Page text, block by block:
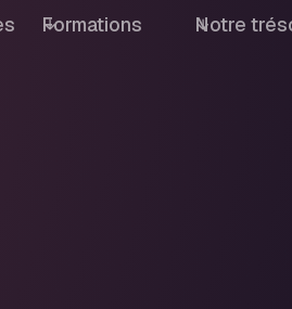
Formations Notre